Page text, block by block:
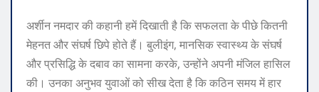
अर्शीन नमदार की कहानी हमें दिखाती है कि सफलता के पीछे कितनी
मेहनत और संघर्ष छिपे होते हैं। बुलीइंग, मानसिक स्वास्थ्य के संघर्ष
और प्रसिद्धि के दबाव का सामना करके, उन्होंने अपनी मंजिल हासिल
की। उनका अनुभव युवाओं को सीख देता है कि कठिन समय में हार